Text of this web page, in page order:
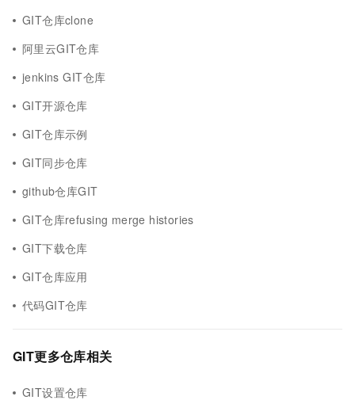
GIT仓库clone
阿里云GIT仓库
jenkins GIT仓库
GIT开源仓库
GIT仓库示例
GIT同步仓库
github仓库GIT
GIT仓库refusing merge histories
GIT下载仓库
GIT仓库应用
代码GIT仓库
GIT更多仓库相关
GIT设置仓库